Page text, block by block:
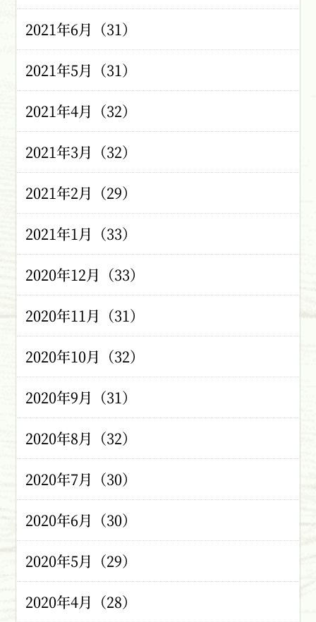
2021年6月（31）
2021年5月（31）
2021年4月（32）
2021年3月（32）
2021年2月（29）
2021年1月（33）
2020年12月（33）
2020年11月（31）
2020年10月（32）
2020年9月（31）
2020年8月（32）
2020年7月（30）
2020年6月（30）
2020年5月（29）
2020年4月（28）